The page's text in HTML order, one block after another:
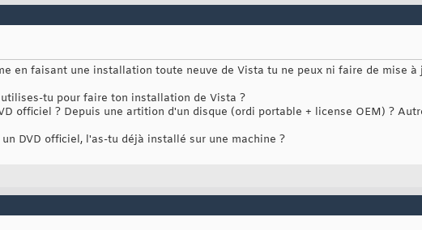
en faisant une installation toute neuve de Vista tu ne peux ni faire de mise
tu pour faire ton installation de Vista ?
officiel ? Depuis une artition d'un disque (ordi portable + license OEM) ?
DVD officiel, l'as-tu déjà installé sur une machine ?